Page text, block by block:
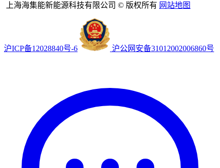
上海海集能新能源科技有限公司 © 版权所有 网站地图
沪ICP备12028840号-6 沪公网安备31012002006860号